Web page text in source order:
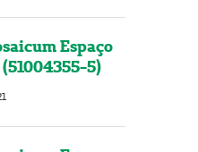
Espaço
5)